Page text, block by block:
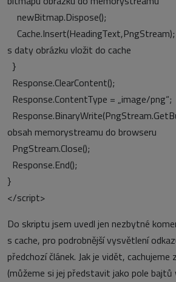
newBitmap.Dispose();
Cache.Insert(HeadingText,PngStream);
s daty obrázku vložit do cache
}
Response.ClearContent();
Response.ContentType = „image/png“;
obsah memorystreamu do browseru
PngStream.Close();
Response.End();
}
</script>
Do skriptu jsem uvedl jen nezbytné
s cache, pro podrobnější vysvětlení
předchozí článek. Jak je vidět,
(můžeme si jej představit jako pole